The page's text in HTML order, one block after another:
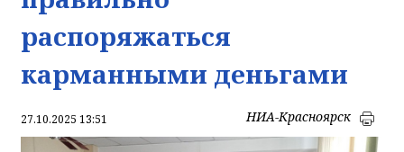
распоряжаться
карманными деньгами
27.10.2025 13:51 НИА-Красноярск